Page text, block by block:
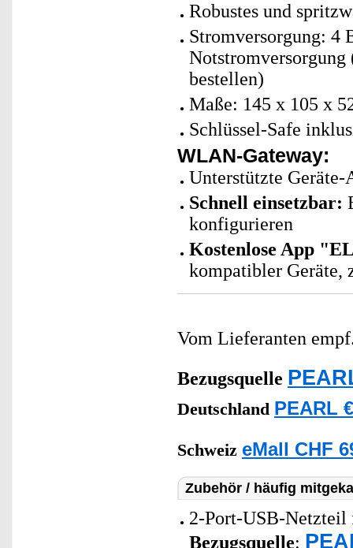
Robustes und
Stromversorgung: 4
bestellen)
Maße: 145 x 105 x
Schlüssel-Safe
WLAN-Gateway:
Unterstützte Geräte-
Schnell einsetzbar:
konfigurieren
Kostenlose App
kompatibler Geräte,
Vom Lieferanten
Bezugsquelle
Deutschland PEARL
Schweiz eMall CHF
Zubehör / häufig
2-Port-USB-Netzteil
Bezugsquelle: